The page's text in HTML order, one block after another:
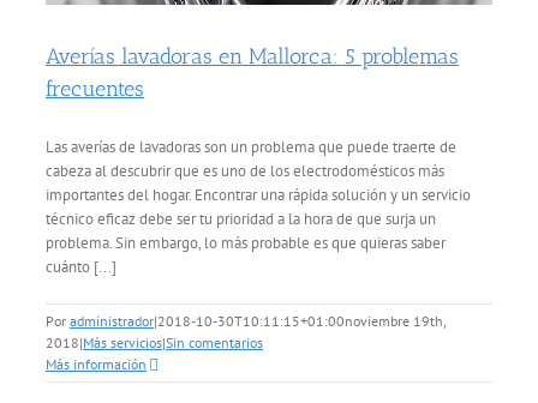
Averías lavadoras en Mallorca: 5 problemas
frecuentes
Las averías de lavadoras son un problema que puede traerte de
cabeza al descubrir que es uno de los electrodomésticos más
importantes del hogar. Encontrar una rápida solución y un servicio
técnico eficaz debe ser tu prioridad a la hora de que surja un
problema. Sin embargo, lo más probable es que quieras saber
cuánto [...]
Por administrador|2018-10-30T10:11:15+01:00noviembre 19th,
2018|Más servicios|Sin comentarios
Más información